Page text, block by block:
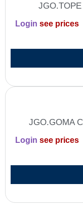
Login see prices
JGO.GOMA
Login see prices